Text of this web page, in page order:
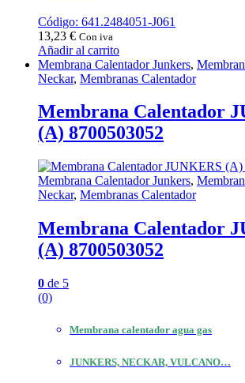
Código: 641.2484051-J061
13,23 € Con iva
Añadir al carrito
Membrana Calentador Junkers,
Neckar, Membranas Calentador
Membrana Calentador
(A) 8700503052
Membrana Calentador Junkers,
Neckar, Membranas Calentador
Membrana Calentador
(A) 8700503052
0 de 5
(0)
Membrana calentador agua gas
JUNKERS, NECKAR, VULCANO…